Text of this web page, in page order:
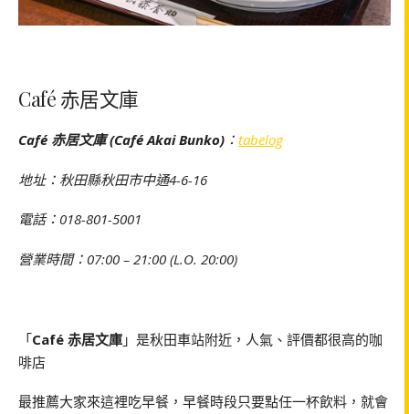
Café 赤居文庫
Café 赤居文庫 (Café Akai Bunko) ： tabelog
地址：秋田縣秋田市中通4-6-16
電話：018-801-5001
營業時間：07:00 – 21:00 (L.O. 20:00)
「Café 赤居文庫 」是秋田車站附近，人氣、評價都很高的咖
啡店
最推薦大家來這裡吃早餐，早餐時段只要點任一杯飲料，就會